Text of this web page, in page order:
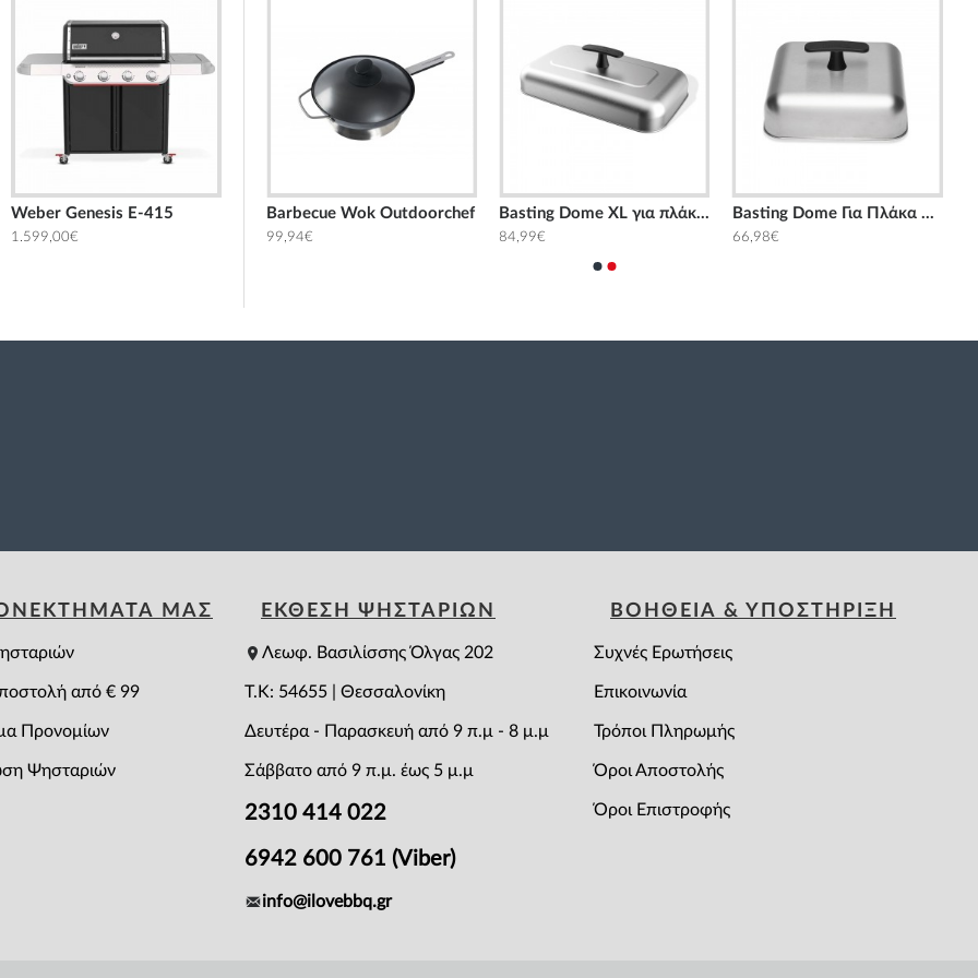
Weber Genesis E-415
1.599,00€
14,95€
Barbecue Wok Outdoorchef
99,94€
Basting Dome XL για πλάκα ψησίματος Weber
84,99€
Basting Dome Για Πλάκα Ψησίματος Weber
66,98€
ΜΑΣ
από € 99
Προνομίων
Ψησταριών
ΕΚΘΕΣΗ ΨΗΣΤΑΡΙΩΝ
Λεωφ. Βασιλίσσης Όλγας 202
T.K: 54655 | Θεσσαλονίκη
Δευτέρα - Παρασκευή από 9 π.μ - 8 μ.μ
Σάββατο από 9 π.μ. έως 5 μ.μ
2310 414 022
6942 600 761 (Viber)
info@ilovebbq.gr
ΒΟΗΘΕΙΑ & ΥΠΟΣΤΗΡΙΞΗ
Συχνές Ερωτήσεις
Επικοινωνία
Τρόποι Πληρωμής
Όροι Αποστολής
Όροι Επιστροφής